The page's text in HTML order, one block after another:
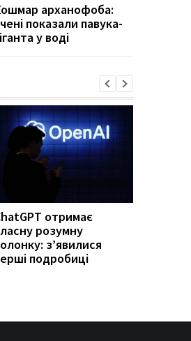
арханофоба:
показали павука-
у воді
отримає
розумну
з’явилися
подробиці